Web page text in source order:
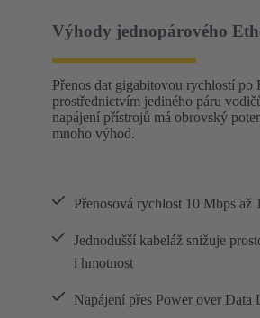
Výhody jednopárového
Přenos dat gigabitovou rychlostí po
prostřednictvím jediného páru
napájení přístrojů má obrovský
mnoho výhod.
Přenosová rychlost 10 Mbps až
Jednodušší kabeláž snižuje
i hmotnost
Napájení přes Power over